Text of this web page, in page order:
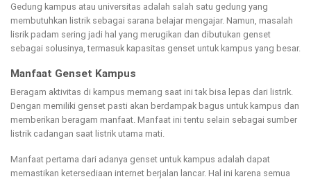
Gedung kampus atau universitas adalah salah satu gedung yang
membutuhkan listrik sebagai sarana belajar mengajar. Namun, masalah
lisrik padam sering jadi hal yang merugikan dan dibutukan genset
sebagai solusinya, termasuk kapasitas genset untuk kampus yang besar.
Manfaat Genset Kampus
Beragam aktivitas di kampus memang saat ini tak bisa lepas dari listrik.
Dengan memiliki genset pasti akan berdampak bagus untuk kampus dan
memberikan beragam manfaat. Manfaat ini tentu selain sebagai sumber
listrik cadangan saat listrik utama mati.
Manfaat pertama dari adanya genset untuk kampus adalah dapat
memastikan ketersediaan internet berjalan lancar. Hal ini karena semua